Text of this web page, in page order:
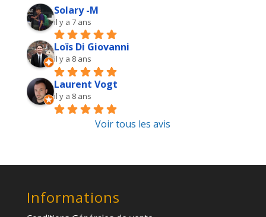
Solary -M
il y a 7 ans
Loïs Di Giovanni
il y a 8 ans
Laurent Vogt
il y a 8 ans
Voir tous les avis
Informations